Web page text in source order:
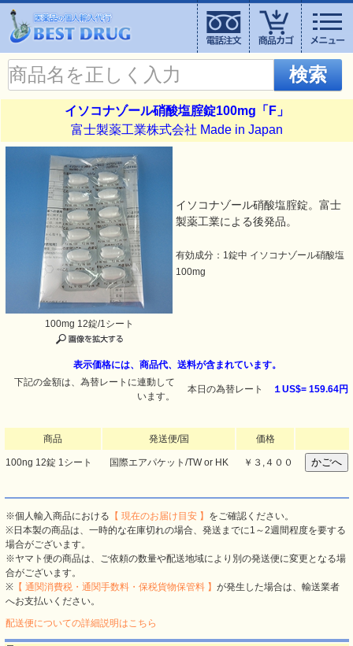
検索
イソコナゾール硝酸塩腟錠100mg「F」
富士製薬工業株式会社 Made in Japan
イソコナゾール硝酸塩腟錠。富士
製薬工業による後発品。
有効成分：1錠中 イソコナゾール硝酸塩
100mg
100mg 12錠/1シート
表示価格には、商品代、送料が含まれています。
下記の金額は、為替レートに連動して
います。
本日の為替レート １US$= 159.64円
商品 発送便/国 価格
100ng 12錠 1シート 国際エアパケット/TW or HK ￥３,４００
※個人輸入商品における 【 現在のお届け目安 】 をご確認ください。
※日本製の商品は、一時的な在庫切れの場合、発送までに1～2週間程度を要する
場合がございます。
※ヤマト便の商品は、ご依頼の数量や配送地域により別の発送便に変更となる場
合がございます。
※ 【 通関消費税・通関手数料・保税貨物保管料 】 が発生した場合は、輸送業者
へお支払いください。
配送便についての詳細説明はこちら